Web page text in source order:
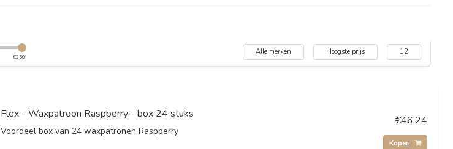
€250
Alle merken Hoogste prijs 12
Flex - Waxpatroon Raspberry - box 24 stuks
Voordeel box van 24 waxpatronen Raspberry
€46,24
Kopen